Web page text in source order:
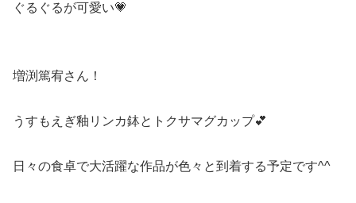
ぐるぐるが可愛い💗
増渕篤宥さん！
うすもえぎ釉リンカ鉢とトクサマグカップ💕
日々の食卓で大活躍な作品が色々と到着する予定です^^